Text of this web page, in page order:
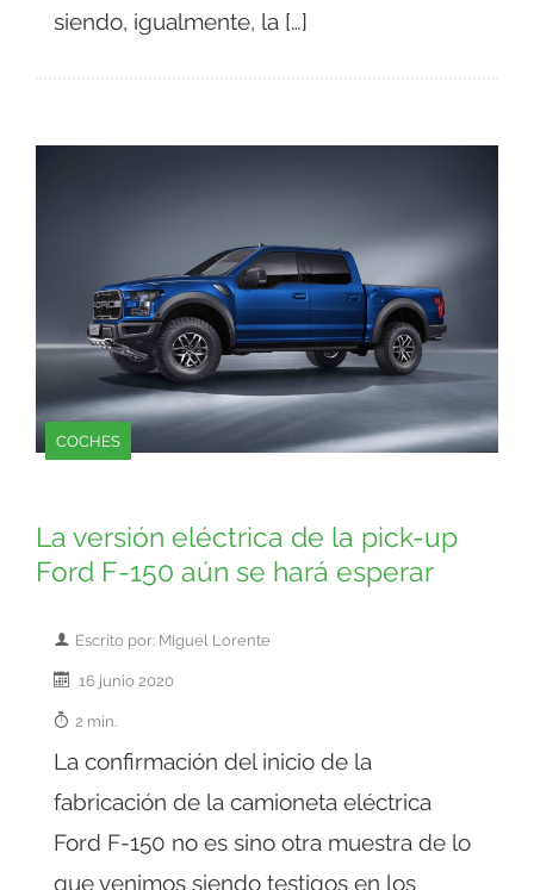
siendo, igualmente, la […]
COCHES
La versión eléctrica de la pick-up
Ford F-150 aún se hará esperar
Escrito por: Miguel Lorente
16 junio 2020
2 min.
La confirmación del inicio de la
fabricación de la camioneta eléctrica
Ford F-150 no es sino otra muestra de lo
que venimos siendo testigos en los